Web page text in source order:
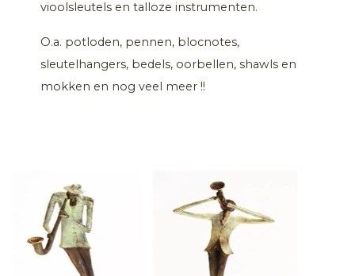
vioolsleutels en talloze instrumenten.
O.a. potloden, pennen, blocnotes,
sleutelhangers, bedels, oorbellen, shawls en
mokken en nog veel meer !!